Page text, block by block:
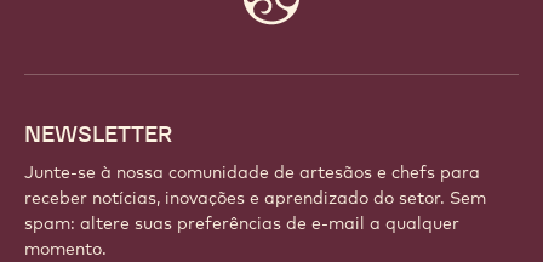
NEWSLETTER
Junte-se à nossa comunidade de artesãos e chefs para
receber notícias, inovações e aprendizado do setor. Sem
spam: altere suas preferências de e-mail a qualquer
momento.